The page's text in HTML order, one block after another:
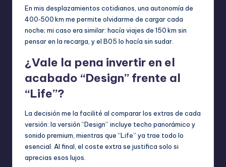
En mis desplazamientos cotidianos, una autonomía de
400‑500 km me permite olvidarme de cargar cada
noche; mi caso era similar: hacía viajes de 150 km sin
pensar en la recarga, y el B05 lo hacía sin sudar.
¿Vale la pena invertir en el
acabado “Design” frente al
“Life”?
La decisión me la facilité al comparar los extras de cada
versión: la versión “Design” incluye techo panorámico y
sonido premium, mientras que “Life” ya trae todo lo
esencial. Al final, el coste extra se justifica solo si
aprecias esos lujos.